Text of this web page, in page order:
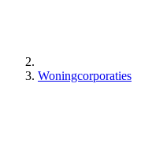
Woningcorporaties